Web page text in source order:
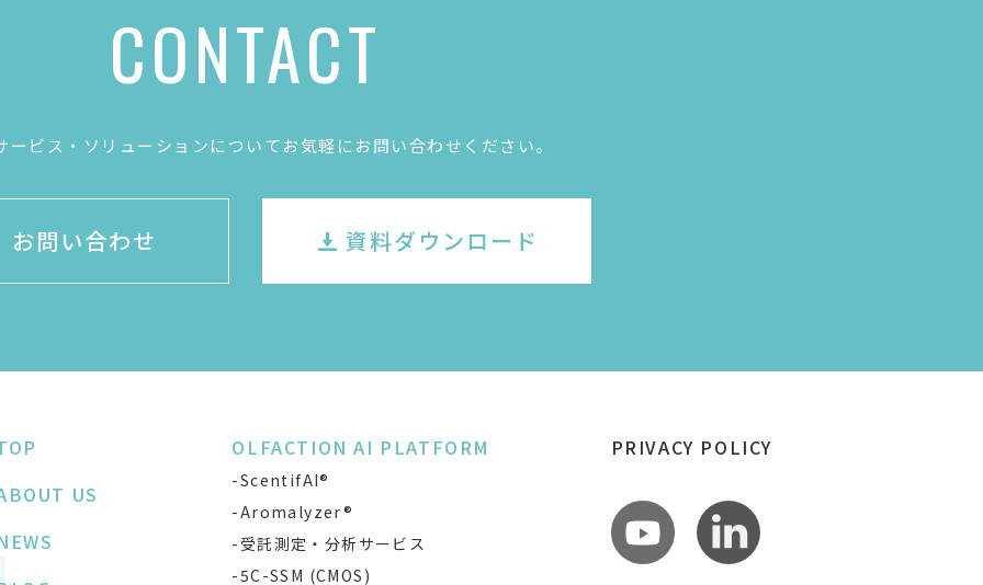
CONTACT
ービス・ソリューションについてお気軽にお問い合わせください。
お問い合わせ 資料ダウンロード
US
OLFACTION AI PLATFORM
-ScentifAI®
-Aromalyzer®
-受託測定・分析サービス
-5C-SSM (CMOS)
PRIVACY POLICY